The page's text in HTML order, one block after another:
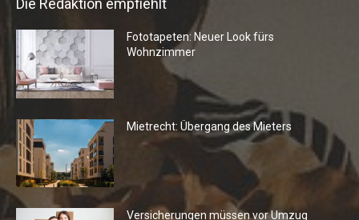
Die Redaktion empfiehlt
Fototapeten: Neuer Look fürs
Wohnzimmer
Mietrecht: Übergang des Mieters
Versicherungen müssen vor Umzug